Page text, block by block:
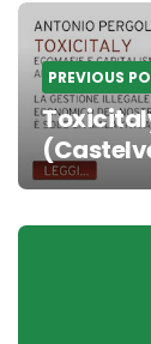
PREVIOUS